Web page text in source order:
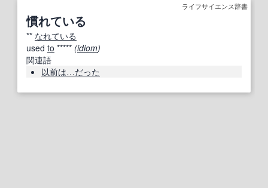
ライフサイエンス辞書
慣れている
** なれている
used to ***** (idiom)
関連語
以前は…だった